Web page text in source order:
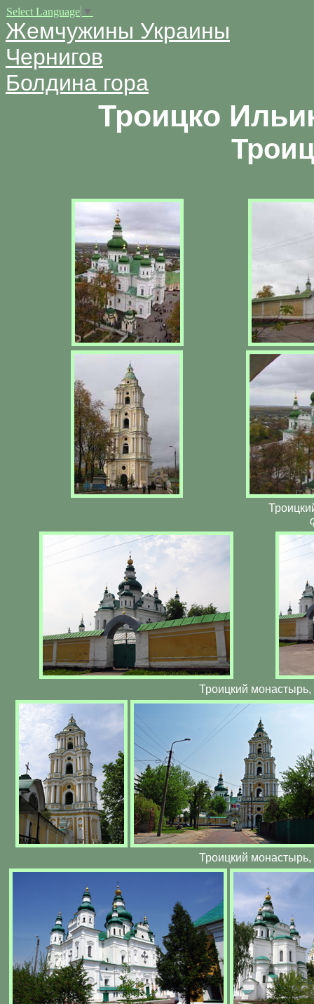
Select Language ▼
Жемчужины Украины
Чернигов
Болдина гора
Троицко
Троицкий
Троицкий